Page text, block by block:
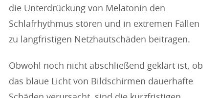
die Unterdrückung von Melatonin den
Schlafrhythmus stören und in extremen Fällen
zu langfristigen Netzhautschäden beitragen.
Obwohl noch nicht abschließend geklärt ist, ob
das blaue Licht von Bildschirmen dauerhafte